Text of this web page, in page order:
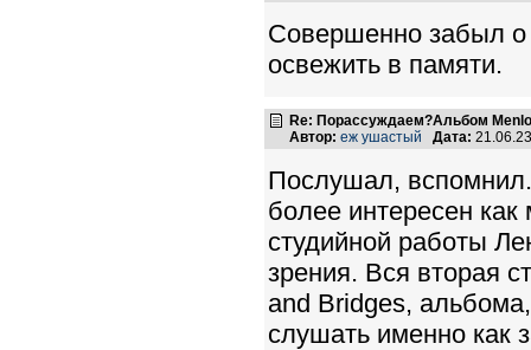
Совершенно забыл о
освежить в памяти.
Re: Порассуждаем?Альбом
Автор: еж ушастый Дата:
Послушал,
более интересен
студийной работы
зрения. Вся вторая
and Bridges,
слушать именно как